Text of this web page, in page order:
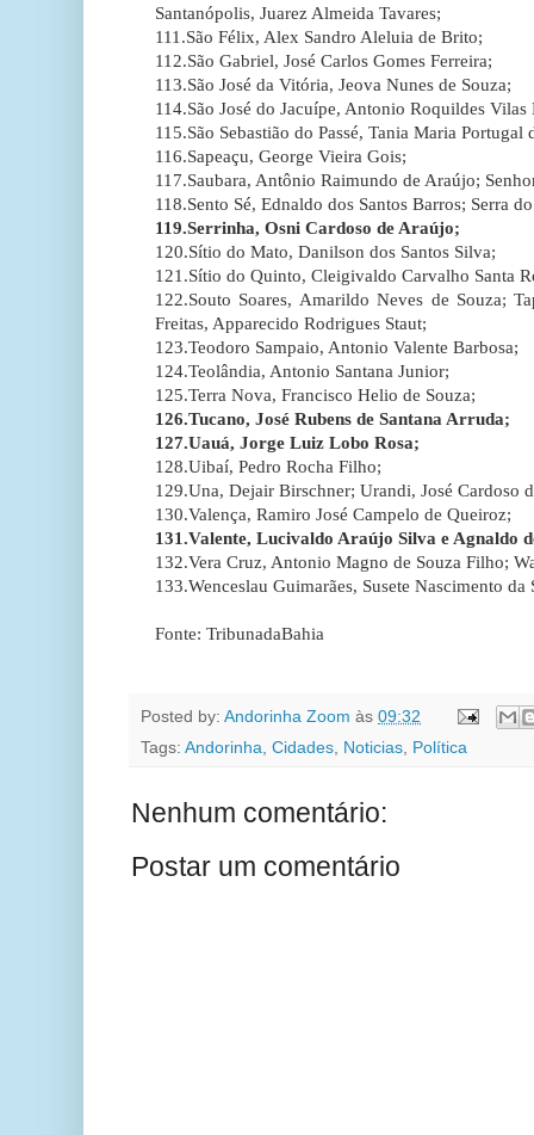
Santanópolis, Juarez Almeida Tavares;
111.São Félix, Alex Sandro Aleluia de Brito;
112.São Gabriel, José Carlos Gomes Ferreira;
113.São José da Vitória, Jeova Nunes de Souza;
114.São José do Jacuípe, Antonio Roquildes Vilas
115.São Sebastião do Passé, Tania Maria Portugal
116.Sapeaçu, George Vieira Gois;
117.Saubara, Antônio Raimundo de Araújo;
118.Sento Sé, Ednaldo dos Santos Barros; Serra
119.Serrinha, Osni Cardoso de Araújo;
120.Sítio do Mato, Danilson dos Santos Silva;
121.Sítio do Quinto, Cleigivaldo Carvalho Santa
122.Souto Soares, Amarildo Neves de Souza;
Freitas, Apparecido Rodrigues Staut;
123.Teodoro Sampaio, Antonio Valente Barbosa;
124.Teolândia, Antonio Santana Junior;
125.Terra Nova, Francisco Helio de Souza;
126.Tucano, José Rubens de Santana Arruda;
127.Uauá, Jorge Luiz Lobo Rosa;
128.Uibaí, Pedro Rocha Filho;
129.Una, Dejair Birschner; Urandi, José Cardoso
130.Valença, Ramiro José Campelo de Queiroz;
131.Valente, Lucivaldo Araújo Silva e Agnaldo
132.Vera Cruz, Antonio Magno de Souza Filho;
133.Wenceslau Guimarães, Susete Nascimento
Fonte: TribunadaBahia
Posted by: Andorinha Zoom às 09:32
Tags: Andorinha, Cidades, Noticias, Política
Nenhum comentário:
Postar um comentário